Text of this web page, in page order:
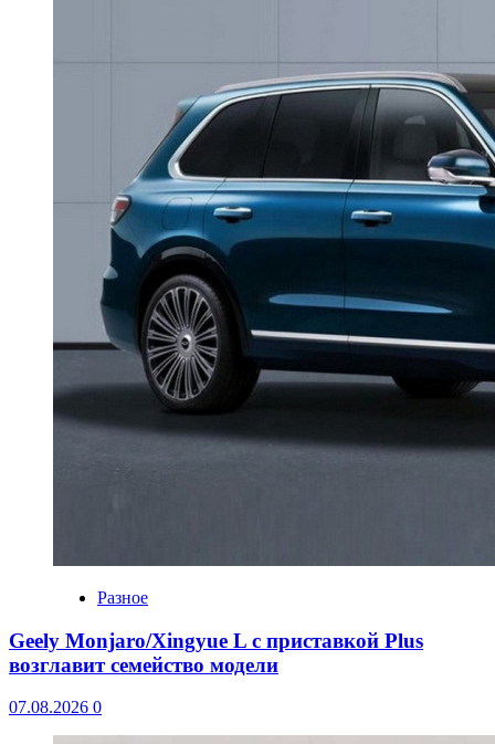
Разное
Geely Monjaro/Xingyue L с приставкой Plus
возглавит семейство модели
07.08.2026 0